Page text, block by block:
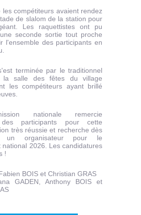
les compétiteurs avaient rendez
de slalom de la station pour
Les raquettistes ont pu
seconde sortie tout proche
l'ensemble des participants en
terminée par le traditionnel
la salle des fêtes du village
les compétiteurs ayant brillé
nationale remercie
des participants pour cette
très réussie et recherche dès
un organisateur pour le
national 2026. Les candidatures
!
BOIS et Christian GRAS
GADEN, Anthony BOIS et